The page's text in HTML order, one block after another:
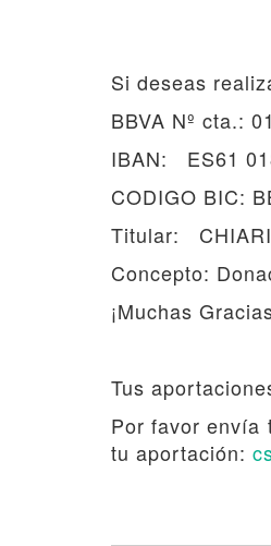
Si deseas
BBVA Nº cta.:
IBAN: ES61
CODIGO BIC:
Titular: CHIARI
Concepto:
¡Muchas
Tus
Por favor envía
tu aportación: